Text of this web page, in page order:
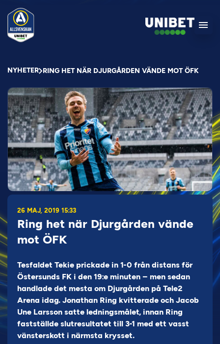
NYHETER RING HET NÄR DJURGÅRDEN VÄNDE MOT ÖFK
26 MAJ, 2019 15:33
Ring het när Djurgården vände
mot ÖFK
Tesfaldet Tekie prickade in 1-0 från distans för
Östersunds FK i den 19:e minuten – men sedan
handlade det mesta om Djurgården på Tele2
Arena idag. Jonathan Ring kvitterade och Jacob
Une Larsson satte ledningsmålet, innan Ring
fastställde slutresultatet till 3-1 med ett vasst
vänsterskott i närmsta krysset.